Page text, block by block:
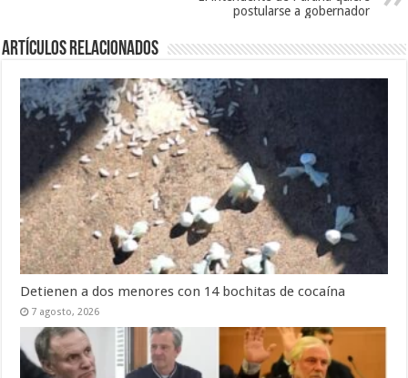
postularse a gobernador
Artículos Relacionados
Detienen a dos menores con 14 bochitas de cocaína
7 agosto, 2026